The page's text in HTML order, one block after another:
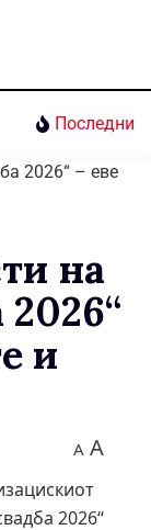
Последни
на
и
A A
2026“